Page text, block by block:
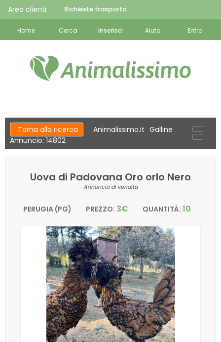
Area clienti Richieste trasporto
Home Cerca Inserisci Aiuto Entra
Torna alla ricerca Animalissimo.it Galline
Annuncio: 14802
Uova di Padovana Oro orlo Nero
Annuncio di vendita
PERUGIA (PG) PREZZO: 3€ QUANTITÀ: 10